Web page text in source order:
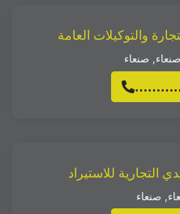
والتوكيلات العامة
صنعاء, صنعاء
التجارية للاستيراد
, صنعاء